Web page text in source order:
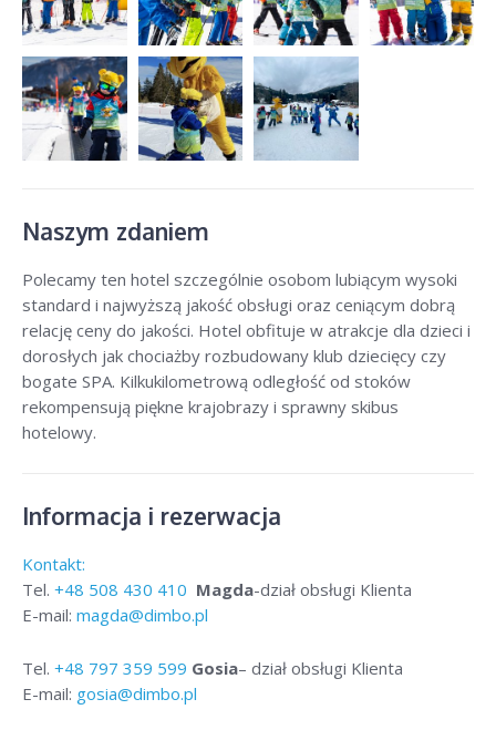
Naszym zdaniem
Polecamy ten hotel szczególnie osobom lubiącym wysoki
standard i najwyższą jakość obsługi oraz ceniącym dobrą
relację ceny do jakości. Hotel obfituje w atrakcje dla dzieci i
dorosłych jak chociażby rozbudowany klub dziecięcy czy
bogate SPA. Kilkukilometrową odległość od stoków
rekompensują piękne krajobrazy i sprawny skibus
hotelowy.
Informacja i rezerwacja
Kontakt:
Tel. +48 508 430 410 Magda-dział obsługi Klienta
E-mail: magda@dimbo.pl
Tel. +48 797 359 599 Gosia– dział obsługi Klienta
E-mail: gosia@dimbo.pl